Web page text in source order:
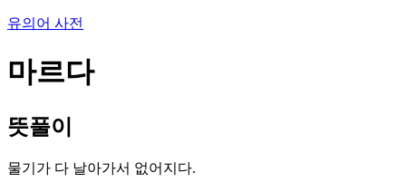
유의어 사전
마르다
뜻풀이
물기가 다 날아가서 없어지다.